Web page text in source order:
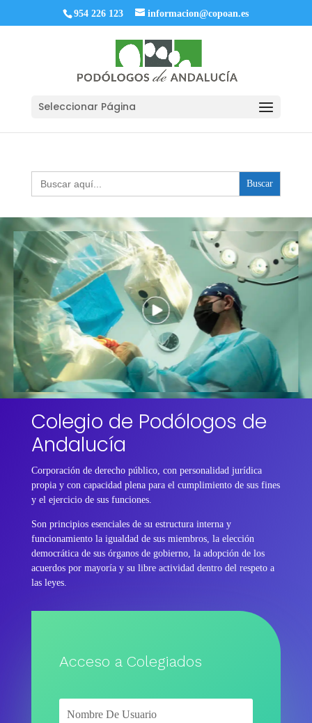
954 226 123 informacion@copoan.es
Seleccionar Página
Buscar:
Colegio de Podólogos de
Andalucía
Corporación de derecho público, con personalidad jurídica
propia y con capacidad plena para el cumplimiento de sus fines
y el ejercicio de sus funciones.
Son principios esenciales de su estructura interna y
funcionamiento la igualdad de sus miembros, la elección
democrática de sus órganos de gobierno, la adopción de los
acuerdos por mayoría y su libre actividad dentro del respeto a
las leyes.
Acceso a Colegiados